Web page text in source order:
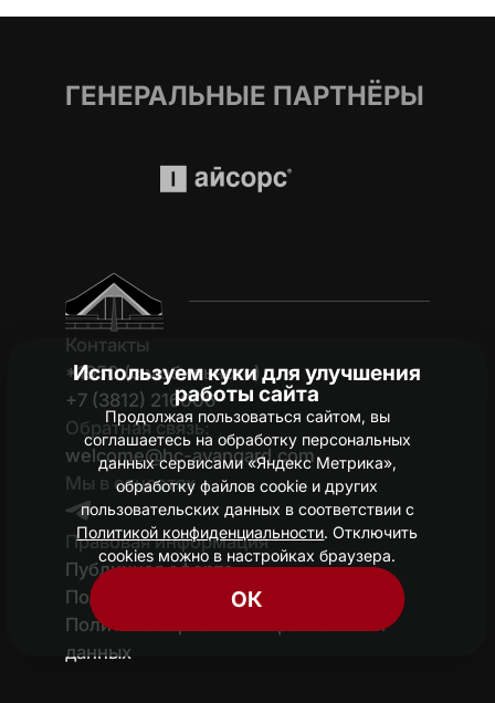
ГЕНЕРАЛЬНЫЕ ПАРТНЁРЫ
Контакты
*1950 (c мобильного)
+7 (3812) 216006
Обратная связь:
welcome@hc-avangard.com
Мы в соцсетях
Правовая информация
Публичная оферта
Политика конфиденциальности
Политика обработки персональных
данных
Используем куки для улучшения
работы сайта
Продолжая пользоваться сайтом, вы
соглашаетесь на обработку персональных
данных сервисами «Яндекс Метрика»,
обработку файлов cookie и других
пользовательских данных в соответствии с
Политикой конфиденциальности. Отключить
cookies можно в настройках браузера.
ОК